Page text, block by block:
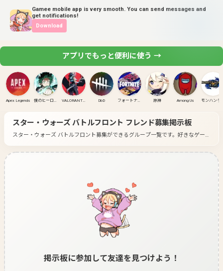
Gamee mobile app is very smooth. You can send messages and
get notifications!
Download
アプリでもっと便利に使う →
Apex Legends 僕のヒーローアカデミア ULTRA RUMBLE VALORANT(PC) DbD フォートナイト 原神 Among Us
スター・ウォーズ バトルフロント フレンド募集掲示板
スター・ウォーズ バトルフロント募集ができるグループ一覧です。 好きなゲーム
掲示板に参加して友達を見つけよう！